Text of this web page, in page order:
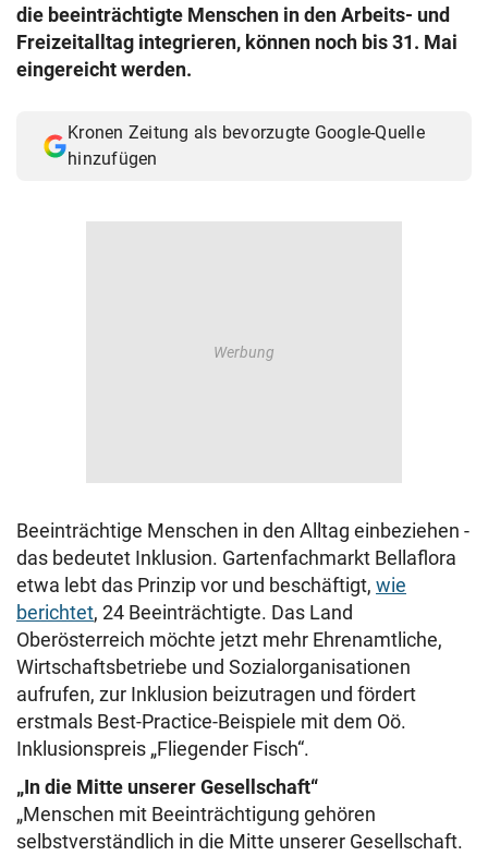
© Krone Multimedia GmbH & Co KG 2026
die beeinträchtigte Menschen in den Arbeits- und
Freizeitalltag integrieren, können noch bis 31. Mai
eingereicht werden.
Kronen Zeitung als bevorzugte Google-Quelle
hinzufügen
Beeinträchtige Menschen in den Alltag einbeziehen -
das bedeutet Inklusion. Gartenfachmarkt Bellaflora
etwa lebt das Prinzip vor und beschäftigt, wie
berichtet, 24 Beeinträchtigte. Das Land
Oberösterreich möchte jetzt mehr Ehrenamtliche,
Wirtschaftsbetriebe und Sozialorganisationen
aufrufen, zur Inklusion beizutragen und fördert
erstmals Best-Practice-Beispiele mit dem Oö.
Inklusionspreis „Fliegender Fisch“.
„In die Mitte unserer Gesellschaft“
„Menschen mit Beeinträchtigung gehören
selbstverständlich in die Mitte unserer Gesellschaft.